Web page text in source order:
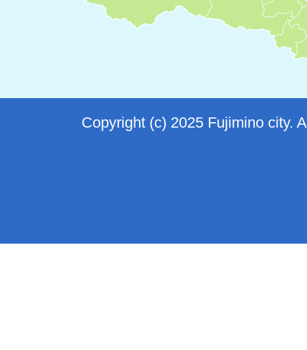
Copyright (c) 2025 Fujimino city.